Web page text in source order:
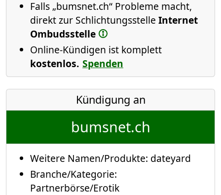
Falls „bumsnet.ch“ Probleme macht,
direkt zur Schlichtungsstelle Internet
Ombudsstelle
Online-Kündigen ist komplett
kostenlos. Spenden
Kündigung an
bumsnet.ch
Weitere Namen/Produkte: dateyard
Branche/Kategorie:
Partnerbörse/Erotik